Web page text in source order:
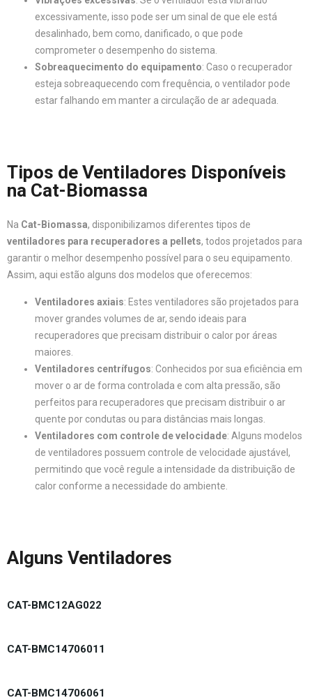
excessivamente, isso pode ser um sinal de que ele está
desalinhado, bem como, danificado, o que pode
comprometer o desempenho do sistema.
Sobreaquecimento do equipamento: Caso o recuperador
esteja sobreaquecendo com frequência, o ventilador pode
estar falhando em manter a circulação de ar adequada.
Tipos de Ventiladores Disponíveis
na Cat-Biomassa
Na Cat-Biomassa, disponibilizamos diferentes tipos de
ventiladores para recuperadores a pellets, todos projetados para
garantir o melhor desempenho possível para o seu equipamento.
Assim, aqui estão alguns dos modelos que oferecemos:
Ventiladores axiais: Estes ventiladores são projetados para
mover grandes volumes de ar, sendo ideais para
recuperadores que precisam distribuir o calor por áreas
maiores.
Ventiladores centrífugos: Conhecidos por sua eficiência em
mover o ar de forma controlada e com alta pressão, são
perfeitos para recuperadores que precisam distribuir o ar
quente por condutas ou para distâncias mais longas.
Ventiladores com controle de velocidade: Alguns modelos
de ventiladores possuem controle de velocidade ajustável,
permitindo que você regule a intensidade da distribuição de
calor conforme a necessidade do ambiente.
Alguns Ventiladores
CAT-BMC12AG022
CAT-BMC14706011
CAT-BMC14706061